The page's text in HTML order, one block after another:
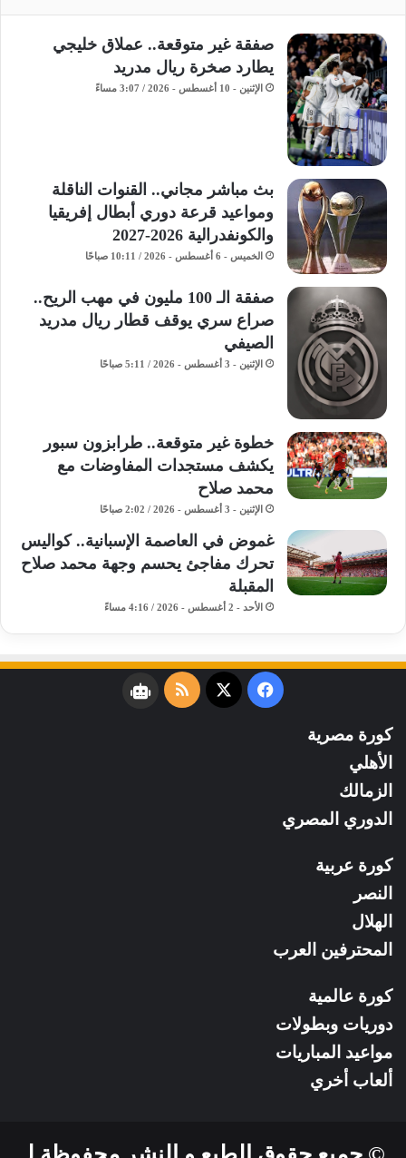
صفقة غير متوقعة.. عملاق خليجي
يطارد صخرة ريال مدريد
الإثنين - 10 أغسطس - 2026 / 3:07 مساءً
بث مباشر مجاني.. القنوات الناقلة
ومواعيد قرعة دوري أبطال إفريقيا
والكونفدرالية 2026-2027
الخميس - 6 أغسطس - 2026 / 10:11 صباحًا
صفقة الـ 100 مليون في مهب الريح..
صراع سري يوقف قطار ريال مدريد
الصيفي
الإثنين - 3 أغسطس - 2026 / 5:11 صباحًا
خطوة غير متوقعة.. طرابزون سبور
يكشف مستجدات المفاوضات مع
محمد صلاح
الإثنين - 3 أغسطس - 2026 / 2:02 صباحًا
غموض في العاصمة الإسبانية.. كواليس
تحرك مفاجئ يحسم وجهة محمد صلاح
المقبلة
الأحد - 2 أغسطس - 2026 / 4:16 مساءً
فيسبوك
‫X
ملخصنبض
كورة مصرية
الأهلي
الزمالك
الدوري المصري
كورة عربية
النصر
الهلال
المحترفين العرب
كورة عالمية
دوريات وبطولات
مواعيد المباريات
ألعاب أخري